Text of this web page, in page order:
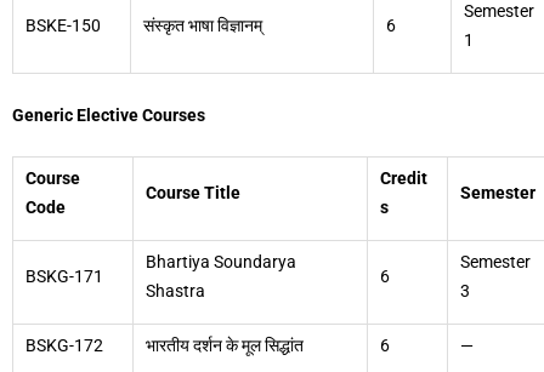
BSKE-150 संस्कृत भाषा विज्ञानम् 6
Semester
1
Generic Elective Courses
Course
Code
Course Title
Credit
s
Semester
BSKG-171
Bhartiya Soundarya
Shastra
6
Semester
3
BSKG-172 भारतीय दर्शन के मूल सिद्धांत 6 —